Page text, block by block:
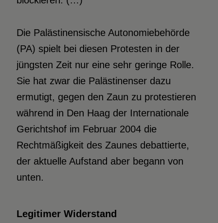
Die Palästinensische Autonomiebehörde
(PA) spielt bei diesen Protesten in der
jüngsten Zeit nur eine sehr geringe Rolle.
Sie hat zwar die Palästinenser dazu
ermutigt, gegen den Zaun zu protestieren
während in Den Haag der Internationale
Gerichtshof im Februar 2004 die
Rechtmäßigkeit des Zaunes debattierte,
der aktuelle Aufstand aber begann von
unten.
Legitimer Widerstand